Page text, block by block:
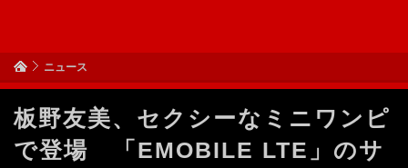
ニュース
板野友美、セクシーなミニワンピ
で登場 「EMOBILE LTE」のサ